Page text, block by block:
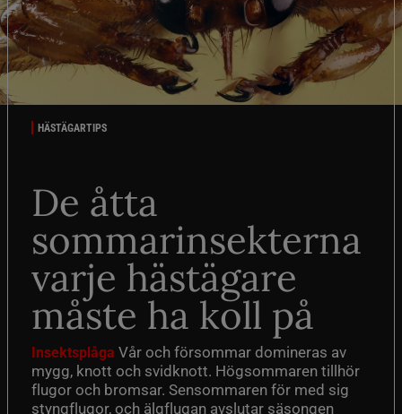
HÄSTÄGARTIPS
De åtta
sommarinsekterna
varje hästägare
måste ha koll på
Insektsplåga Vår och försommar domineras av
mygg, knott och svidknott. Högsommaren tillhör
flugor och bromsar. Sensommaren för med sig
styngflugor, och älgflugan avslutar säsongen